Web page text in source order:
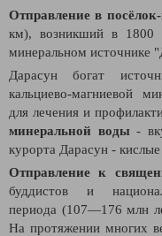
Отправление в
км), возникший в 1800
минеральном источнике
Дарасун богат
кальциево-магниевой
для лечения и
минеральной воды- в
курорта Дарасун -
Отправление к
буддистов и
периода (107—176 млн
На протяжении многих